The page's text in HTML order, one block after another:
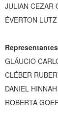
JULIAN CEZAR
ÉVERTON
GLÁUCIO
CLÉBER
DANIEL
ROBERTA